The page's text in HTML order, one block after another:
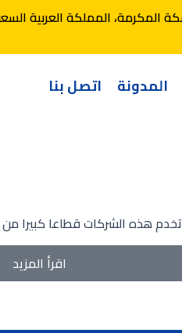
المكرمة، المملكة العربية
المدونة اتصل بنا
هذه الشركات قطاعا كبيرا من
اقرأ المزيد